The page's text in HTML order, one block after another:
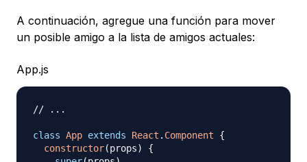
A continuación, agregue una función para mover
un posible amigo a la lista de amigos actuales:
App.js
// ...
class App extends React . Component
{
constructor(props)
{